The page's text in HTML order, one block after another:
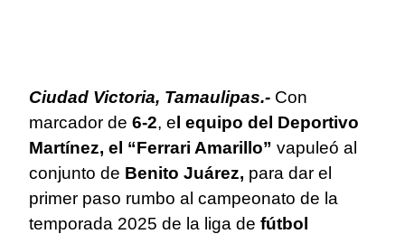
Ciudad Victoria, Tamaulipas.- Con
marcador de 6-2, el equipo del Deportivo
Martínez, el “Ferrari Amarillo” vapuleó al
conjunto de Benito Juárez, para dar el
primer paso rumbo al campeonato de la
temporada 2025 de la liga de fútbol